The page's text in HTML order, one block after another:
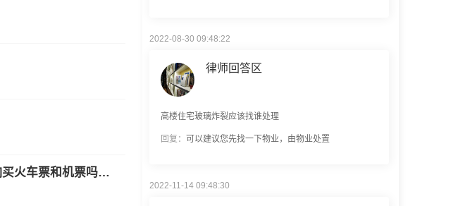
逾期3个月欠款2万被银行起诉会坐牢吗？信用卡严重逾期成为失信被执行人会影响买火车票和机票吗？|天天即时看
律师回答区
高楼住宅玻璃炸裂应该找谁处理
回复：可以建议您先找一下物业，由物业处置
律师回答区